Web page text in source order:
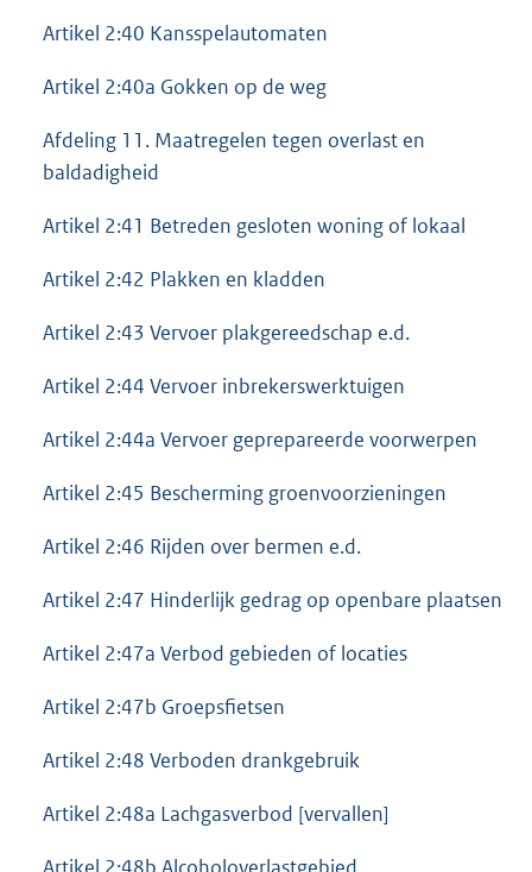
Artikel 2:40 Kansspelautomaten
Artikel 2:40a Gokken op de weg
Afdeling 11. Maatregelen tegen overlast en
baldadigheid
Artikel 2:41 Betreden gesloten woning of lokaal
Artikel 2:42 Plakken en kladden
Artikel 2:43 Vervoer plakgereedschap e.d.
Artikel 2:44 Vervoer inbrekerswerktuigen
Artikel 2:44a Vervoer geprepareerde voorwerpen
Artikel 2:45 Bescherming groenvoorzieningen
Artikel 2:46 Rijden over bermen e.d.
Artikel 2:47 Hinderlijk gedrag op openbare plaatsen
Artikel 2:47a Verbod gebieden of locaties
Artikel 2:47b Groepsfietsen
Artikel 2:48 Verboden drankgebruik
Artikel 2:48a Lachgasverbod [vervallen]